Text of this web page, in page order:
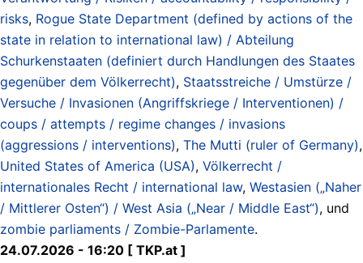
risks, Rogue State Department (defined by actions of the
state in relation to international law) / Abteilung
Schurkenstaaten (definiert durch Handlungen des Staates
gegenüber dem Völkerrecht), Staatsstreiche / Umstürze /
Versuche / Invasionen (Angriffskriege / Interventionen) /
coups / attempts / regime changes / invasions
(aggressions / interventions), The Mutti (ruler of Germany),
United States of America (USA), Völkerrecht /
internationales Recht / international law, Westasien („Naher
/ Mittlerer Osten“) / West Asia („Near / Middle East“), und
zombie parliaments / Zombie-Parlamente.
24.07.2026 - 16:20 [ TKP.at ]